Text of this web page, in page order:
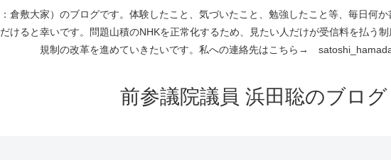
倉敷大家）のブログです。体験したこと、気づいたこと、勉強したこと等、毎日何
けると幸いです。問題山積のNHKを正常化するため、見たい人だけが受信料を払う
規制の改革を進めていきたいです。私への連絡先はこちら→
前参議院議員 浜田聡のブログ